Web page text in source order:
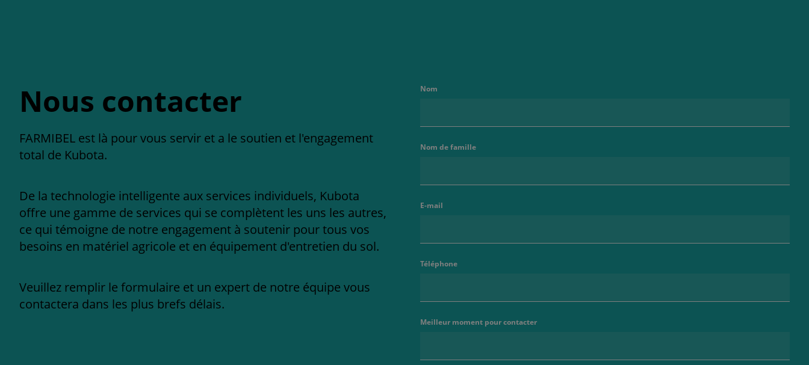
Nous contacter
FARMIBEL est là pour vous servir et a le soutien et l'engagement
total de Kubota.
De la technologie intelligente aux services individuels, Kubota
offre une gamme de services qui se complètent les uns les autres,
ce qui témoigne de notre engagement à soutenir pour tous vos
besoins en matériel agricole et en équipement d'entretien du sol.
Veuillez remplir le formulaire et un expert de notre équipe vous
contactera dans les plus brefs délais.
Nom
Nom de famille
E-mail
Téléphone
Meilleur moment pour contacter